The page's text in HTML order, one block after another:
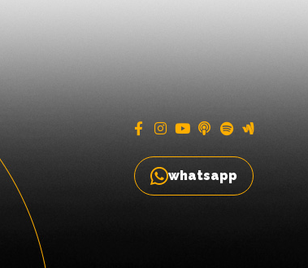
whatsapp